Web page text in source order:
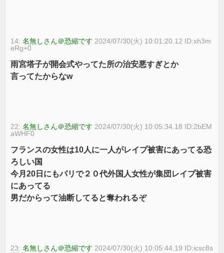
14:名無しさん＠恐縮です 2024/07/30(火) 10:01:20.12 ID:xh3m
eRg+0
雨宮塔子が開会式やってた所の治安悪すぎとか
言ってたからなw
22:名無しさん＠恐縮です 2024/07/30(火) 10:05:34.18 ID:2bEM
aWHF0
フランスの女性は10人に一人がレイプ被害にあってる恐
ろしい国
今月20日にもパリで２０代外国人女性が集団レイプ被害
にあってる
男だからって油断してると奪われるぞ
23:名無しさん＠恐縮です 2024/07/30(火) 10:05:44.19 ID:icsc8s